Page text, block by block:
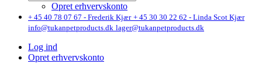
Opret erhvervskonto
+ 45 40 78 07 67 - Frederik Kjær + 45 30 30 22 62 - Linda Scot Kjær
info@tukanpetproducts.dk lager@tukanpetproducts.dk
Log ind
Opret erhvervskonto